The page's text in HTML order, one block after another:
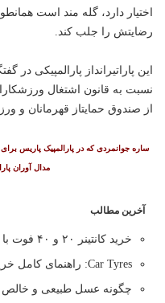
اختیار دارد، گله مند است
رضایتش را جلب کند.
این پاراتیرانداز پارالمپیکی در
نسبت به قانون اشتغال
از صندوق حمایتاز قهرمانان و
ساره جوانمردی که در پارالمپیک پاریس
مدال آوران
آخرین مطالب
خرید کانتینر ۲۰ و ۴۰ فوت با بهترین قیمت
Car Tyres: راهنمای کامل خرید تایر
چگونه عسل طبیعی و خالص